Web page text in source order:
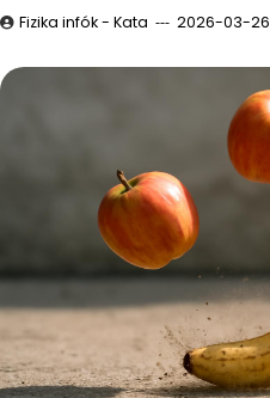
Fizika infók - Kata 2026-03-26